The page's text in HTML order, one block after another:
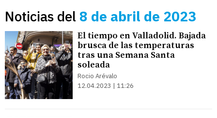
Noticias del 8 de abril de 2023
El tiempo en Valladolid. Bajada
brusca de las temperaturas
tras una Semana Santa
soleada
Rocio Arévalo
12.04.2023 | 11:26